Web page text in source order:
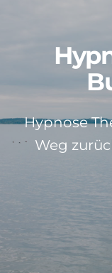
Hypnose
Weg